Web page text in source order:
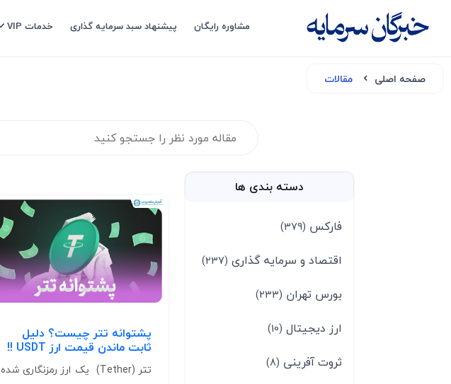
مشاوره رایگان پیشنهاد سبد سرمایه گذاری خدمات VIP
صفحه اصلی مقالات
پشتوانه تتر چیست؟ دلیل
ثابت ماندن قیمت ارز USDT !!
تتر (Tether) یک ارز رمزنگاری شده
دسته بندی ها
فارکس (379)
اقتصاد و سرمایه گذاری (237)
بورس تهران (233)
ارز دیجیتال (10)
ثروت آفرینی (8)